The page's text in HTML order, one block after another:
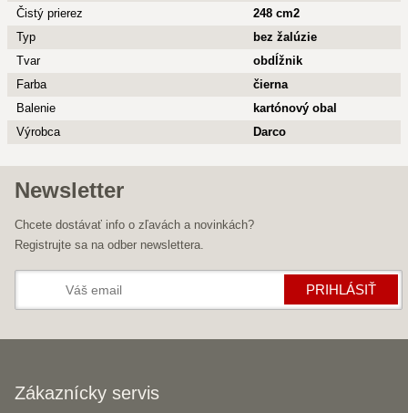
Čistý prierez
248 cm2
Typ
bez žalúzie
Tvar
obdĺžnik
Farba
čierna
Balenie
kartónový obal
Výrobca
Darco
Newsletter
Chcete dostávať info o zľavách a novinkách?
Registrujte sa na odber newslettera.
PRIHLÁSIŤ
Zákaznícky servis